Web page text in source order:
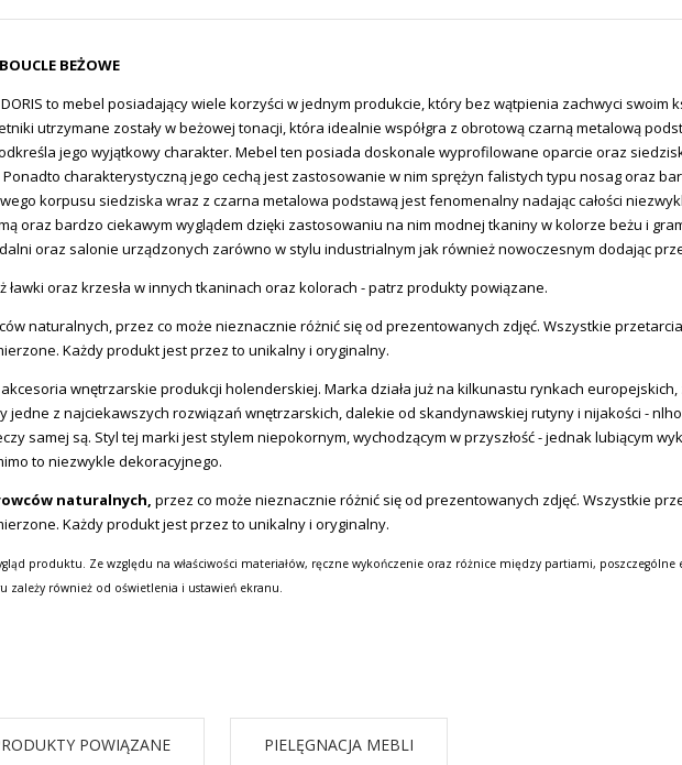
BEŻOWE
to mebel posiadający wiele korzyści w jednym produkcie, który bez wątpienia zachwyci swoim
utrzymane zostały w beżowej tonacji, która idealnie współgra z obrotową czarną metalową
jego wyjątkowy charakter. Mebel ten posiada doskonale wyprofilowane oparcie oraz
charakterystyczną jego cechą jest zastosowanie w nim sprężyn falistych typu nosag oraz
korpusu siedziska wraz z czarna metalowa podstawą jest fenomenalny nadając całości
oraz bardzo ciekawym wyglądem dzięki zastosowaniu na nim modnej tkaniny w kolorze beżu i
oraz salonie urządzonych zarówno w stylu industrialnym jak również nowoczesnym dodając
ławki oraz krzesła w innych tkaninach oraz kolorach - patrz produkty powiązane.
naturalnych, przez co może nieznacznie różnić się od prezentowanych zdjęć. Wszystkie
Każdy produkt jest przez to unikalny i oryginalny.
wnętrzarskie produkcji holenderskiej. Marka działa już na kilkunastu rynkach
jedne z najciekawszych rozwiązań wnętrzarskich, dalekie od skandynawskiej rutyny i nijakości -
samej są. Styl tej marki jest stylem niepokornym, wychodzącym w przyszłość - jednak lubiącym
to niezwykle dekoracyjnego.
naturalnych, przez co może nieznacznie różnić się od prezentowanych zdjęć. Wszystkie
Każdy produkt jest przez to unikalny i oryginalny.
produktu. Ze względu na właściwości materiałów, ręczne wykończenie oraz różnice między partiami,
również od oświetlenia i ustawień ekranu.
POWIĄZANE PIELĘGNACJA MEBLI